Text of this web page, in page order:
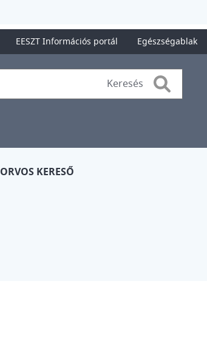
EESZT Információs portál Egészségablak
Search
ORVOS KERESŐ